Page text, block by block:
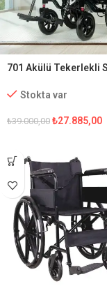
701 Akülü Tekerlekli
Stokta var
₺39.000,00 ₺27.885,00